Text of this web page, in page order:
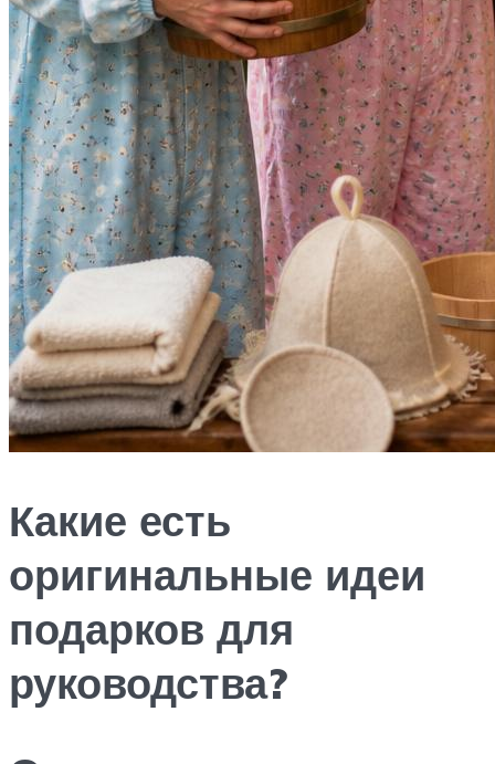
Какие есть
оригинальные идеи
подарков для
руководства?